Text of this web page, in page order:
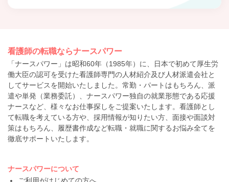
看護師の転職ならナースパワー
「ナースパワー」は昭和60年（1985年）に、日本で初めて厚生労
働大臣の認可を受けた看護師専門の人材紹介及び人材派遣会社と
してサービスを開始いたしました。常勤・パートはもちろん、派
遣や単発（業務委託）、ナースパワー独自の就業形態である応援
ナースなど、様々なお仕事探しをご提案いたします。看護師とし
て転職を考えている方や、採用情報が知りたい方、面接や面談対
策はもちろん、履歴書作成など転職・就職に関するお悩み全てを
徹底サポートいたします。
ナースパワーについて